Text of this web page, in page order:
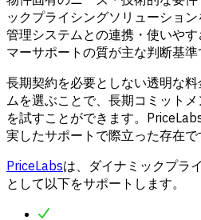
ックプライシングソリューショ
管理システムとの連携・使いや
マーサポートの質が主な判断基準
長期契約を必要としない透明な
ムを選ぶことで、長期コミット
を試すことができます。
実したサポートで際立った存在で
PriceLabsは、ダイナミックプラ
として以下をサポートします。